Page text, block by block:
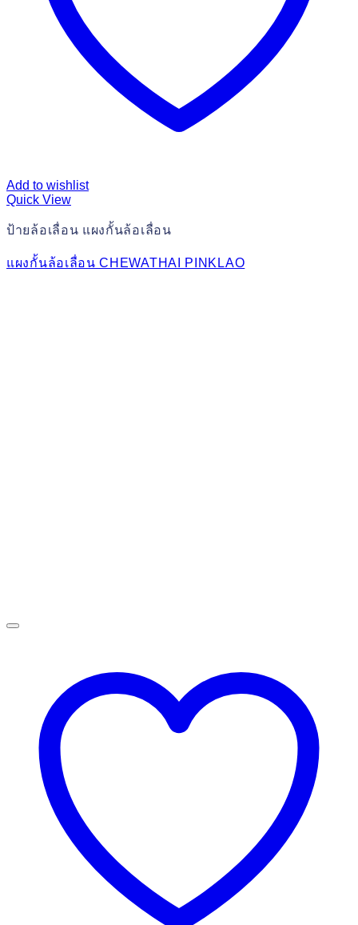
Add to wishlist
Quick View
ป้ายล้อเลื่อน แผงกั้นล้อเลื่อน
แผงกั้นล้อเลื่อน CHEWATHAI PINKLAO